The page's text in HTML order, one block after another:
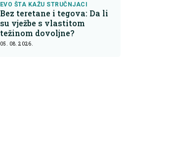
EVO ŠTA KAŽU STRUČNJACI
Bez teretane i tegova: Da li
su vježbe s vlastitom
težinom dovoljne?
05. 08. 2026.